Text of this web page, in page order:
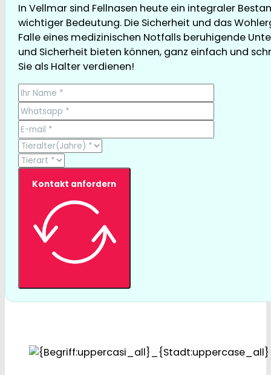
In Vellmar sind Fellnasen heute ein integraler
wichtiger Bedeutung. Die Sicherheit und das
Falle eines medizinischen Notfalls beruhigende
und Sicherheit bieten können, ganz einfach und
Sie als Halter verdienen!
Kontakt anfordern